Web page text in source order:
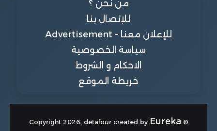
من نحن ؟
للإتصال بنا
للإعلان معنا – Advertisement
سياسة الخصوصية
الاحكام و الشروط
خريطة الموقع
© Copyright 2026, detafour created by
Eureka